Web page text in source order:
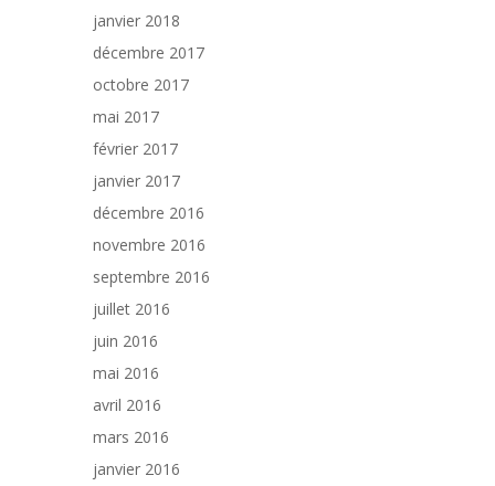
janvier 2018
décembre 2017
octobre 2017
mai 2017
février 2017
janvier 2017
décembre 2016
novembre 2016
septembre 2016
juillet 2016
juin 2016
mai 2016
avril 2016
mars 2016
janvier 2016